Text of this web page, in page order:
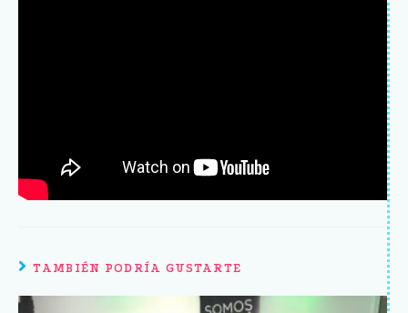
TAMBIÉN PODRÍA GUSTARTE